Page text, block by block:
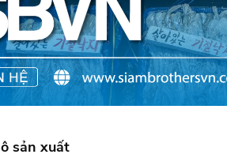
sản xuất